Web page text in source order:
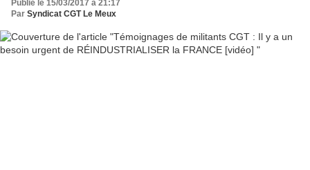
Publié le 15/03/2017 à 21:17
Par Syndicat CGT Le Meux